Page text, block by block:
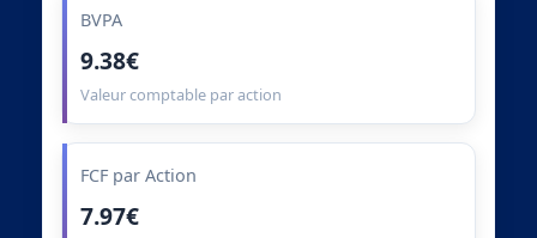
BVPA
9.38€
Valeur comptable par action
FCF par Action
7.97€